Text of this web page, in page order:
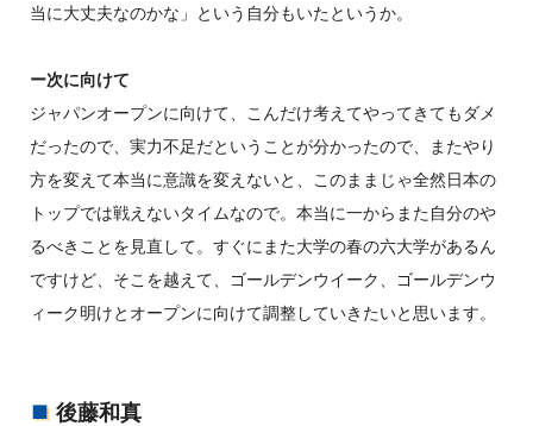
当に大丈夫なのかな」という自分もいたというか。
ー次に向けて
ジャパンオープンに向けて、こんだけ考えてやってきてもダメ
だったので、実力不足だということが分かったので、またやり
方を変えて本当に意識を変えないと、このままじゃ全然日本の
トップでは戦えないタイムなので。本当に一からまた自分のや
るべきことを見直して。すぐにまた大学の春の六大学があるん
ですけど、そこを越えて、ゴールデンウイーク、ゴールデンウ
ィーク明けとオープンに向けて調整していきたいと思います。
後藤和真